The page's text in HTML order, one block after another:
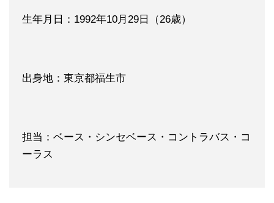
生年月日：1992年10月29日（26歳）
出身地：東京都福生市
担当：ベース・シンセベース・コントラバス・コ
ーラス